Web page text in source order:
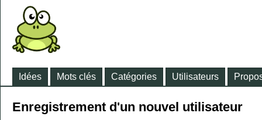
Idées Mots clés Catégories Utilisateurs
Enregistrement d'un nouvel utilisateur